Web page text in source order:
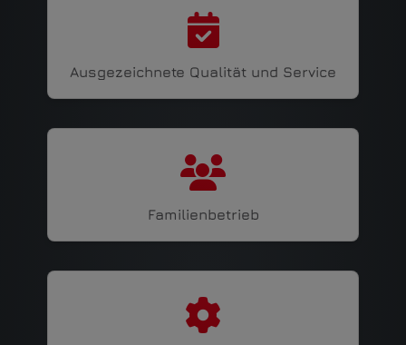
Ausgezeichnete Qualität und Service
Familienbetrieb